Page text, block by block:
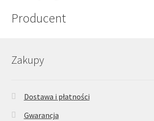
Producent
Zakupy
Dostawa i płatności
Gwarancja